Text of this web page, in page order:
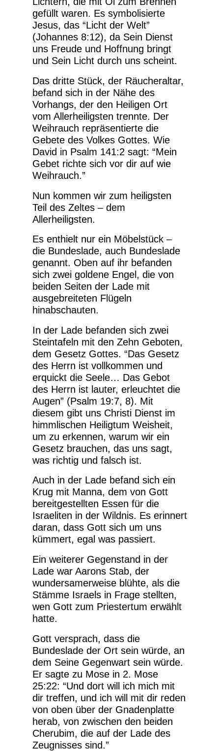
gefüllt waren. Es symbolisierte
Jesus, das “Licht der Welt”
(Johannes 8:12), da Sein Dienst
uns Freude und Hoffnung bringt
und Sein Licht durch uns scheint.
Das dritte Stück, der Räucheraltar,
befand sich in der Nähe des
Vorhangs, der den Heiligen Ort
vom Allerheiligsten trennte. Der
Weihrauch repräsentierte die
Gebete des Volkes Gottes. Wie
David in Psalm 141:2 sagt: “Mein
Gebet richte sich vor dir auf wie
Weihrauch.”
Nun kommen wir zum heiligsten
Teil des Zeltes – dem
Allerheiligsten.
Es enthielt nur ein Möbelstück –
die Bundeslade, auch Bundeslade
genannt. Oben auf ihr befanden
sich zwei goldene Engel, die von
beiden Seiten der Lade mit
ausgebreiteten Flügeln
hinabschauten.
In der Lade befanden sich zwei
Steintafeln mit den Zehn Geboten,
dem Gesetz Gottes. “Das Gesetz
des Herrn ist vollkommen und
erquickt die Seele… Das Gebot
des Herrn ist lauter, erleuchtet die
Augen” (Psalm 19:7, 8). Mit
diesem gibt uns Christi Dienst im
himmlischen Heiligtum Weisheit,
um zu erkennen, warum wir ein
Gesetz brauchen, das uns sagt,
was richtig und falsch ist.
Auch in der Lade befand sich ein
Krug mit Manna, dem von Gott
bereitgestellten Essen für die
Israeliten in der Wildnis. Es erinnert
daran, dass Gott sich um uns
kümmert, egal was passiert.
Ein weiterer Gegenstand in der
Lade war Aarons Stab, der
wundersamerweise blühte, als die
Stämme Israels in Frage stellten,
wen Gott zum Priestertum erwählt
hatte.
Gott versprach, dass die
Bundeslade der Ort sein würde, an
dem Seine Gegenwart sein würde.
Er sagte zu Mose in 2. Mose
25:22: “Und dort will ich mich mit
dir treffen, und ich will mit dir reden
von oben über der Gnadenplatte
herab, von zwischen den beiden
Cherubim, die auf der Lade des
Zeugnisses sind.”